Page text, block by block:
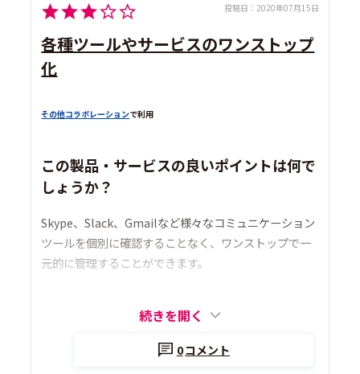
投稿日： 2020年07月15日
各種ツールやサービスのワンストップ
化
その他コラボレーションで利用
この製品・サービスの良いポイントは何で
しょうか？
Skype、Slack、Gmailなど様々なコミュニケーション
ツールを個別に確認することなく、ワンストップで一
元的に管理することができます。
続きを開く
0コメント